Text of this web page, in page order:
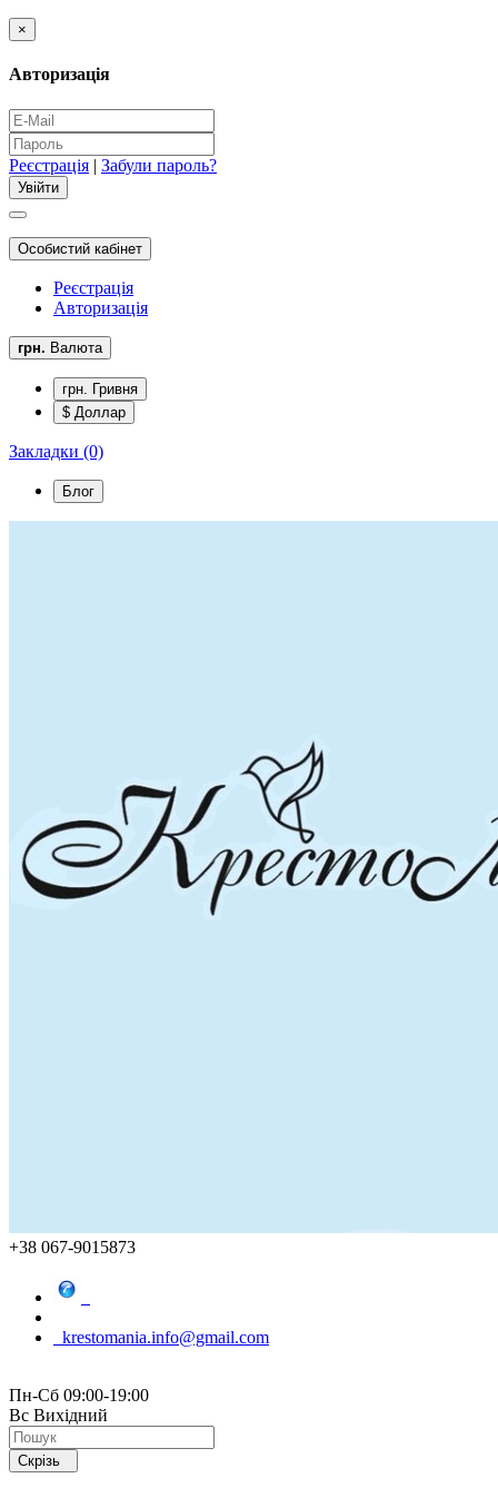
×
Авторизація
Реєстрація | Забули пароль?
Особистий кабінет
Реєстрація
Авторизація
грн. Валюта
грн. Гривня
$ Доллар
Закладки (0)
Блог
+38 067-9015873
krestomania.info@gmail.com
Пн-Сб 09:00-19:00
Вс Вихідний
Скрізь